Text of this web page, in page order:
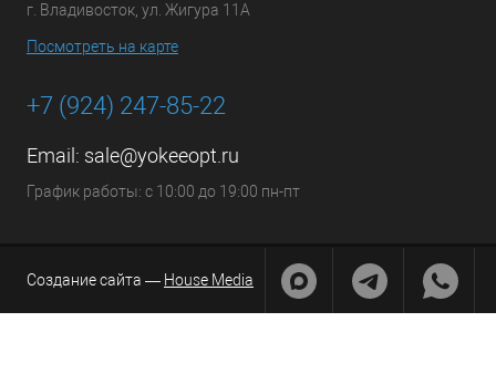
г. Владивосток, ул. Жигура 11А
Посмотреть на карте
+7 (924) 247-85-22
Email: sale@yokeeopt.ru
График работы: с 10:00 до 19:00 пн-пт
Создание сайта — House Media